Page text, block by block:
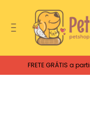
FRETE GRÁTIS a